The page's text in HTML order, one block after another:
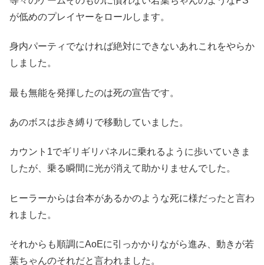
が低めのプレイヤーをロールします。
身内パーティでなければ絶対にできないあれこれをやらか
しました。
最も無能を発揮したのは死の宣告です。
あのボスは歩き縛りで移動していました。
カウント1でギリギリパネルに乗れるように歩いていきま
したが、乗る瞬間に光が消えて助かりませんでした。
ヒーラーからは台本があるかのような死に様だったと言わ
れました。
それからも順調にAoEに引っかかりながら進み、動きが若
葉ちゃんのそれだと言われました。